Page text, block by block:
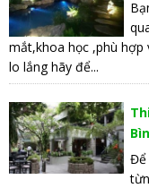
mắt,khoa học ,phù
lo lắng hãy để...